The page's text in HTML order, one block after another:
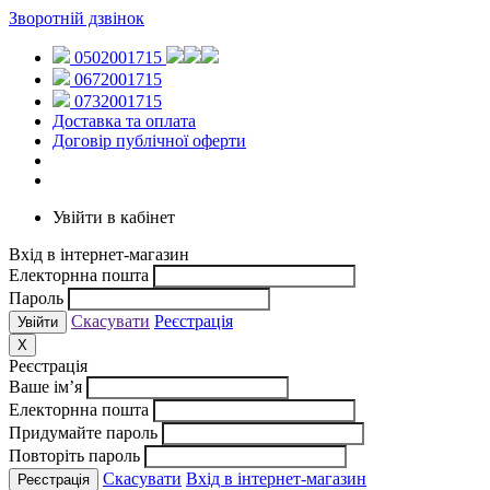
Зворотній дзвінок
0502001715
0672001715
0732001715
Доставка та оплата
Договір публічної оферти
Увійти в кабінет
Вхід в інтернет-магазин
Електорнна пошта
Пароль
Скасувати Реєстрація
X
Реєстрація
Ваше ім’я
Електорнна пошта
Придумайте пароль
Повторіть пароль
Скасувати Вхід в інтернет-магазин